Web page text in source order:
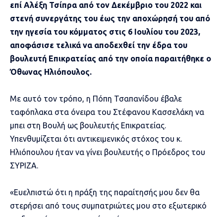
επί Αλέξη Τσίπρα από τον Δεκέμβριο του 2022 και
στενή συνεργάτης του έως την αποχώρησή του από
την ηγεσία του κόμματος στις 6 Ιουλίου του 2023,
αποφάσισε τελικά να αποδεχθεί την έδρα του
βουλευτή Επικρατείας από την οποία παραιτήθηκε ο
Όθωνας Ηλιόπουλος.
Με αυτό τον τρόπο, η Πόπη Τσαπανίδου έβαλε
ταφόπλακα στα όνειρα του Στέφανου Κασσελάκη να
μπει στη Βουλή ως βουλευτής Επικρατείας.
Υπενθυμίζεται ότι αντικειμενικός στόχος του κ.
Ηλιόπουλου ήταν να γίνει βουλευτής ο Πρόεδρος του
ΣΥΡΙΖΑ.
«Ευελπιστώ ότι η πράξη της παραίτησής μου δεν θα
στερήσει από τους συμπατριώτες μου στο εξωτερικό